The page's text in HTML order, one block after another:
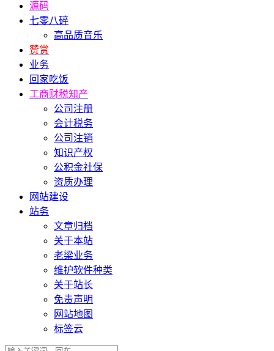
源码
七零八碎
高品质音乐
赞赏
业务
回家吃饭
工商财税知产
公司注册
会计税务
公司注销
知识产权
公积金社保
资质办理
网站建设
站务
文章归档
关于本站
老梁业务
维护软件种类
关于站长
免责声明
网站地图
标签云